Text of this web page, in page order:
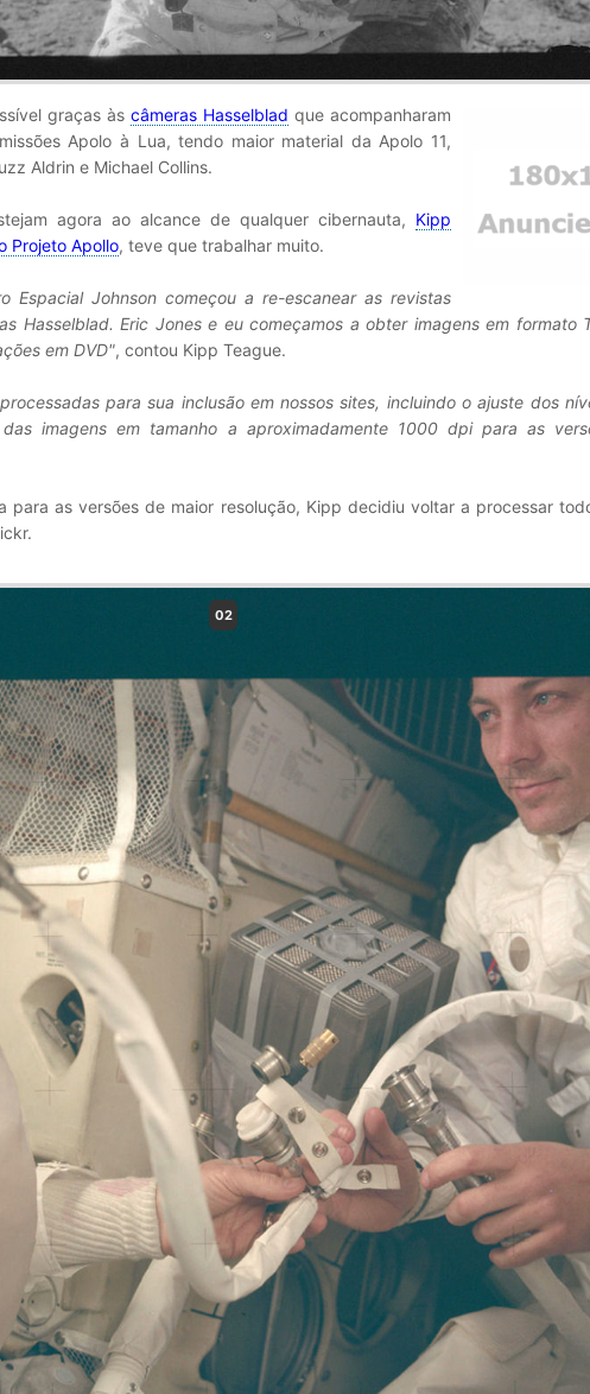
graças às câmeras Hasselblad que acompanharam
Apolo à Lua, tendo maior material da Apolo 11,
Aldrin e Michael Collins.
agora ao alcance de qualquer cibernauta, Kipp
Projeto Apollo, teve que trabalhar muito.
Johnson começou a re-escanear as revistas
Hasselblad. Eric Jones e eu começamos a obter imagens em formato
em DVD", contou Kipp Teague.
para sua inclusão em nossos sites, incluindo o ajuste dos
imagens em tamanho a aproximadamente 1000 dpi para as
para as versões de maior resolução, Kipp decidiu voltar a processar
02